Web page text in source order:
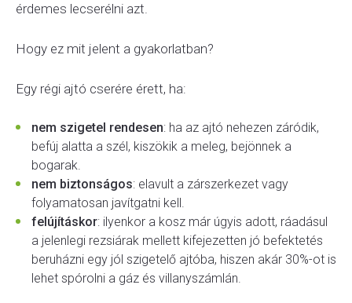
érdemes lecserélni azt.
Hogy ez mit jelent a gyakorlatban?
Egy régi ajtó cserére érett, ha:
nem szigetel rendesen: ha az ajtó nehezen záródik,
befúj alatta a szél, kiszökik a meleg, bejönnek a
bogarak.
nem biztonságos: elavult a zárszerkezet vagy
folyamatosan javítgatni kell.
felújításkor: ilyenkor a kosz már úgyis adott, ráadásul
a jelenlegi rezsiárak mellett kifejezetten jó befektetés
beruházni egy jól szigetelő ajtóba, hiszen akár 30%-ot is
lehet spórolni a gáz és villanyszámlán.